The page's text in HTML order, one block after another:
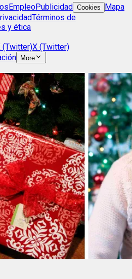
EmpleoPublicidad Cookies
Mapa
Términos de
y ética
X (Twitter)
More